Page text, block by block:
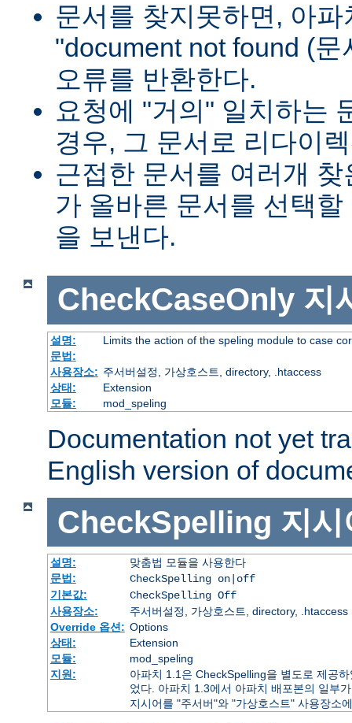
문서를 찾지못하면, 아
"document not found (
오류를 반환한다.
요청에 "거의" 일치하는
경우, 그 문서로 리다이
근접한 문서를 여러개
가 올바른 문서를 선택
을 보낸다.
CheckCaseOnly 지
설명:
Limits the action of the speling module to case
문법:
사용장소: 주서버설정, 가상호스트, directory, .htaccess
상태:
Extension
모듈:
mod_speling
Documentation not yet
English version of
CheckSpelling 지시
설명:
맞춤법 모듈을 사용한다
문법:
CheckSpelling on|off
기본값:
CheckSpelling Off
사용장소:
주서버설정, 가상호스트, directory, .htaccess
Override 옵션: Options
상태:
Extension
모듈:
mod_speling
지원:
아파치 1.1은 CheckSpelling을 별도로 제공
었다. 아파치 1.3에서 아파치 배포본의 일부
지시어를 "주서버"와 "가상호스트" 사용장소